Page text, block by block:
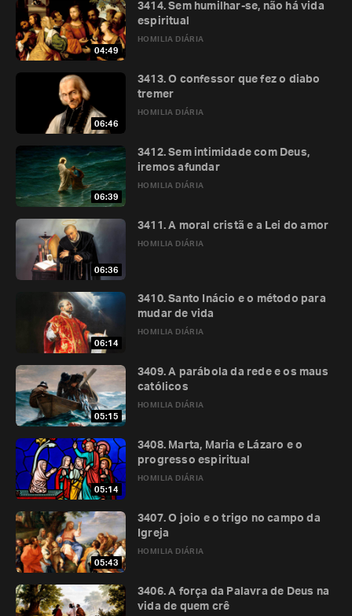
04:49
HOMILIA DIÁRIA
3414. Sem humilhar-se, não há vida
espiritual
06:46
HOMILIA DIÁRIA
3413. O confessor que fez o diabo
tremer
06:39
HOMILIA DIÁRIA
3412. Sem intimidade com Deus,
iremos afundar
06:36
HOMILIA DIÁRIA
3411. A moral cristã e a Lei do amor
06:14
HOMILIA DIÁRIA
3410. Santo Inácio e o método para
mudar de vida
05:15
HOMILIA DIÁRIA
3409. A parábola da rede e os maus
católicos
05:14
HOMILIA DIÁRIA
3408. Marta, Maria e Lázaro e o
progresso espiritual
05:43
HOMILIA DIÁRIA
3407. O joio e o trigo no campo da
Igreja
3406. A força da Palavra de Deus na
vida de quem crê